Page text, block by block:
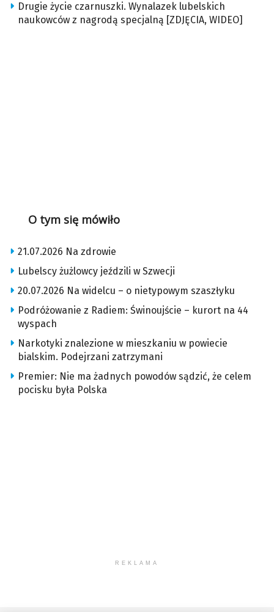
Drugie życie czarnuszki. Wynalazek lubelskich
naukowców z nagrodą specjalną [ZDJĘCIA, WIDEO]
O tym się mówiło
21.07.2026 Na zdrowie
Lubelscy żużlowcy jeździli w Szwecji
20.07.2026 Na widelcu – o nietypowym szaszłyku
Podróżowanie z Radiem: Świnoujście – kurort na 44
wyspach
Narkotyki znalezione w mieszkaniu w powiecie
bialskim. Podejrzani zatrzymani
Premier: Nie ma żadnych powodów sądzić, że celem
pocisku była Polska
REKLAMA